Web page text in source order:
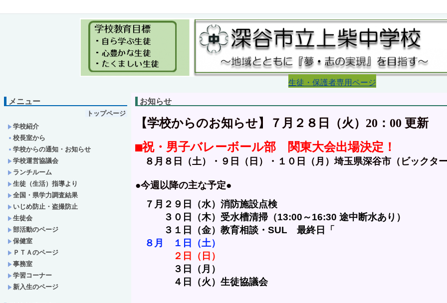
生徒・保護者専用ページ
メニュー
トップページ
学校紹介
校長室から
学校からの通知・お知らせ
学校運営協議会
ランチルーム
生徒（生活）指導より
全国・県学力調査結果
いじめ防止・盗撮防止
生徒会
部活動のページ
保健室
ＰＴＡのページ
事務室
学習コーナー
新入生のページ
お知らせ
【学校からのお知らせ】７月２８日（火）20：00 更新
■祝・男子バレーボール部　関東大会出場決定！
８月８日（土）・９日（日）・１０日（月）埼玉県深谷市（ビックター
●今週以降の主な予定●
７ 月 ２９日（水）消防施設点検
３０日（木）受水槽清掃（13:00～16:30 途中断水あり）
３１日（金）教育相談・SUL　最終日「
８月　１日（土）
２日（日）
３日（月）
４日（火）生徒協議会